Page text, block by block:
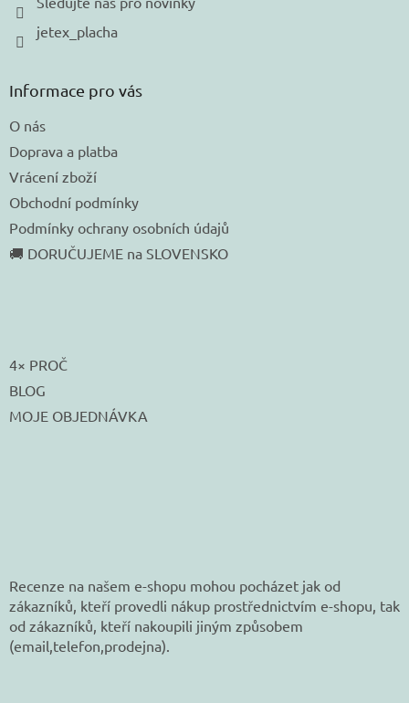
jetex_placha
Informace pro vás
O nás
Doprava a platba
Vrácení zboží
Obchodní podmínky
Podmínky ochrany osobních údajů
🚚 DORUČUJEME na SLOVENSKO
4× PROČ
BLOG
MOJE OBJEDNÁVKA
Recenze na našem e-shopu mohou pocházet jak od
zákazníků, kteří provedli nákup prostřednictvím e-shopu, tak
od zákazníků, kteří nakoupili jiným způsobem
(email,telefon,prodejna).